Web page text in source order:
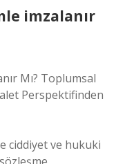
imzalanır
Mı? Toplumsal
Perspektifinden
ciddiyet ve hukuki